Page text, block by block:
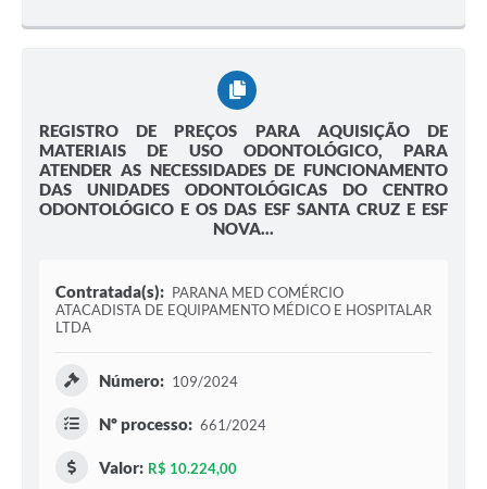
REGISTRO DE PREÇOS PARA AQUISIÇÃO DE
MATERIAIS DE USO ODONTOLÓGICO, PARA
ATENDER AS NECESSIDADES DE FUNCIONAMENTO
DAS UNIDADES ODONTOLÓGICAS DO CENTRO
ODONTOLÓGICO E OS DAS ESF SANTA CRUZ E ESF
NOVA...
Contratada(s): PARANA MED COMÉRCIO
ATACADISTA DE EQUIPAMENTO MÉDICO E HOSPITALAR
LTDA
Número: 109/2024
Nº processo: 661/2024
Valor: R$ 10.224,00